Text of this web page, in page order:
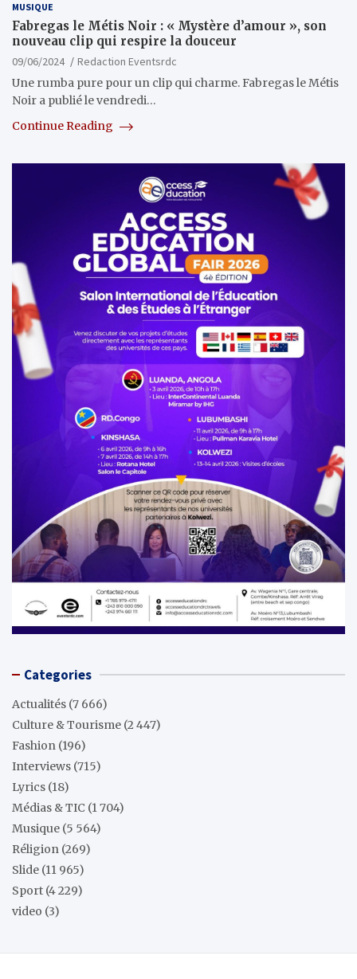
MUSIQUE
Fabregas le Métis Noir : « Mystère d’amour », son
nouveau clip qui respire la douceur
09/06/2024
Redaction Eventsrdc
Une rumba pure pour un clip qui charme. Fabregas le Métis
Noir a publié le vendredi…
Continue Reading
Categories
Actualités (7 666)
Culture & Tourisme (2 447)
Fashion (196)
Interviews (715)
Lyrics (18)
Médias & TIC (1 704)
Musique (5 564)
Réligion (269)
Slide (11 965)
Sport (4 229)
video (3)